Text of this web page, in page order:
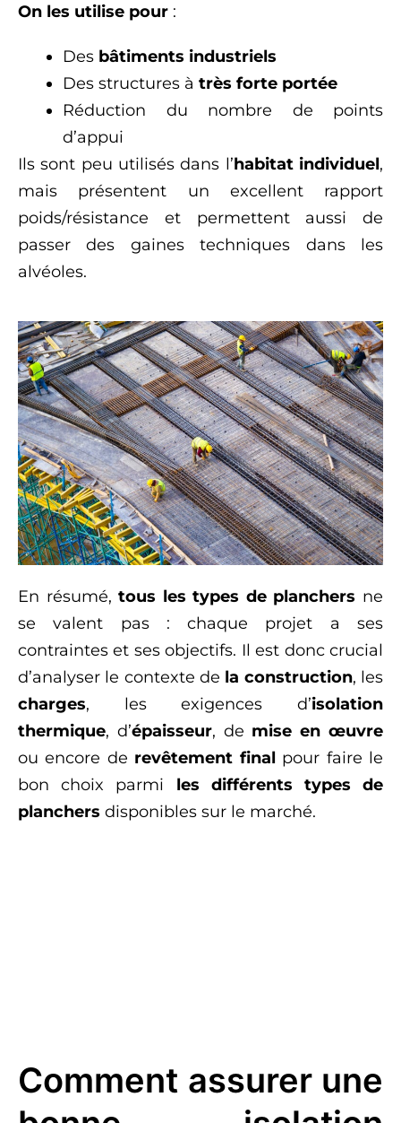
On les utilise pour :
Des bâtiments industriels
Des structures à très forte portée
Réduction du nombre de points
d’appui
Ils sont peu utilisés dans l’habitat individuel,
mais présentent un excellent rapport
poids/résistance et permettent aussi de
passer des gaines techniques dans les
alvéoles.
En résumé,tous les types de planchers ne
se valent pas : chaque projet a ses
contraintes et ses objectifs. Il est donc crucial
d’analyser le contexte de la construction, les
charges, les exigences d’isolation
thermique, d’épaisseur, de mise en œuvre
ou encore de revêtement final pour faire le
bon choix parmi les différents types de
planchers disponibles sur le marché.
Comment assurer une